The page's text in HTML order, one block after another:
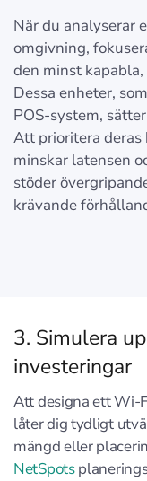
När du analyserar
omgivning,
den minst
Dessa enheter,
POS-system,
Att prioritera
minskar latensen
stöder
krävande
3. Simulera
investeringar
Att designa ett Wi-
låter dig tydligt
mängd eller
NetSpots